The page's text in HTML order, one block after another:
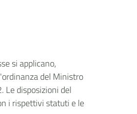
si applicano,
del Ministro
Le disposizioni del
i rispettivi statuti e le